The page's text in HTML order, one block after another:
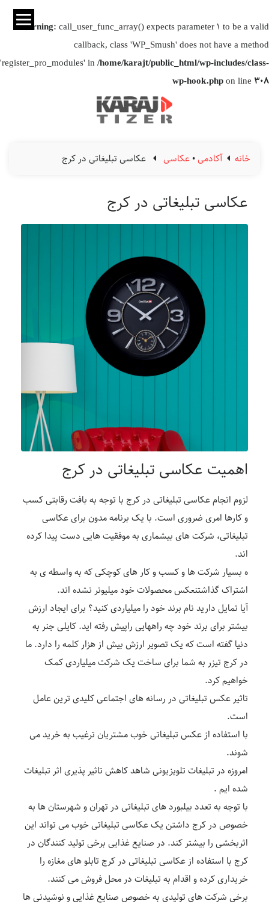
Warning: call_user_func_array() expects parameter 1 to be a valid
callback, class 'WP_Smush' does not have a method
'register_pro_modules' in/home/karajt/public_html/wp-includes/class-
wp-hook.phpon line 308
خانه آکادمی•عکاسی عکاسی تبلیغاتی در کرج
عکاسی تبلیغاتی در کرج
اهمیت عکاسی تبلیغاتی در کرج
لزوم انجام عکاسی تبلیغاتی در کرج با توجه به بافت رقابتی کسب
و کارها امری ضروری است. با یک برنامه مدون برای عکاسی
تبلیغاتی، شرکت های بیشماری به موفقیت هایی دست پیدا کرده
اند.
ه بسیار شرکت ها و کسب و کار های کوچکی که به واسطه ی به
اشتراک گذاشتنعکس محصولات خود میلیونر نشده اند.
آیا تمایل دارید نام برند خود را میلیاردی کنید؟ برای ایجاد ارزش
بیشتر برای برند خود چه راههایی راپیش رفته اید. کایلی جنر به
دنیا گفته است که یک تصویر ارزش بیش از هزار کلمه را دارد. ما
در کرج تیزر به شما برای ساخت یک شرکت میلیاردی کمک
خواهیم کرد.
تاثیر عکس تبلیغاتی در رسانه های اجتماعی کلیدی ترین عامل
است.
با استفاده از عکس تبلیغاتی خوب مشتریان ترغیب به خرید می
شوند.
امروزه در تبلیغات تلویزیونی شاهد کاهش تاثیر پذیری اثر تبلیغات
شده ایم .
با توجه به تعدد بیلبورد های تبلیغاتی در تهران و شهرستان ها به
خصوص در کرج داشتن یک عکاسی تبلیغاتی خوب می تواند این
اثربخشی را بیشتر کند. در صنایع غذایی برخی تولید کنندگان در
کرج با استفاده از عکاسی تبلیغاتی در کرج تابلو های مغازه را
خریداری کرده و اقدام به تبلیغات در محل فروش می کنند.
برخی شرکت های تولیدی به خصوص صنایع غذایی و نوشیدنی ها